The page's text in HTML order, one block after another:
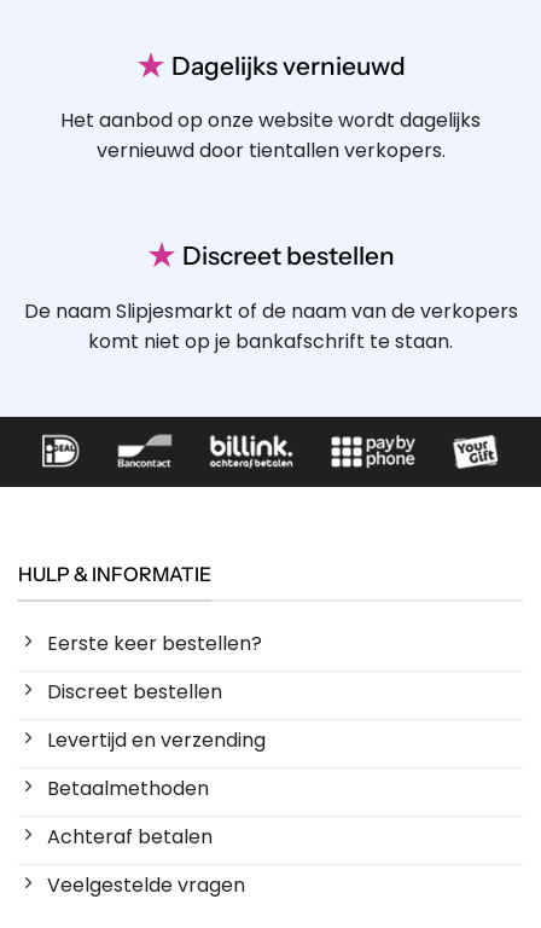
★ Dagelijks vernieuwd
Het aanbod op onze website wordt dagelijks
vernieuwd door tientallen verkopers.
★ Discreet bestellen
De naam Slipjesmarkt of de naam van de verkopers
komt niet op je bankafschrift te staan.
HULP & INFORMATIE
Eerste keer bestellen?
Discreet bestellen
Levertijd en verzending
Betaalmethoden
Achteraf betalen
Veelgestelde vragen